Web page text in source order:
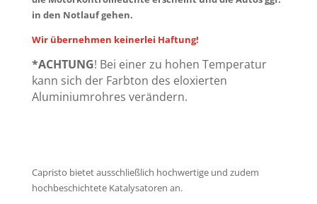
in den Notlauf gehen.
Wir übernehmen keinerlei Haftung!
*ACHTUNG! Bei einer zu hohen Temperatur
kann sich der Farbton des eloxierten
Aluminiumrohres verändern.
Capristo bietet ausschließlich hochwertige und zudem
hochbeschichtete Katalysatoren an.